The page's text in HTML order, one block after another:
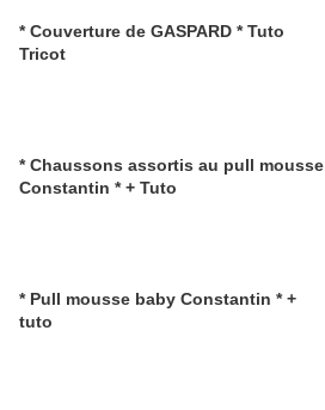
* Couverture de GASPARD * Tuto
Tricot
* Chaussons assortis au pull mousse
Constantin * + Tuto
* Pull mousse baby Constantin * +
tuto